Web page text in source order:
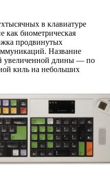
в клавиатуре
как биометрическая
продвинутых
Название
увеличенной длины — по
киль на небольших